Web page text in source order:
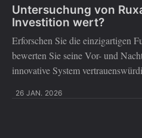
Untersuchung von
Investition wert?
Erforschen Sie die einzigartigen
bewerten Sie seine Vor- und
innovative System
26 JAN. 2026